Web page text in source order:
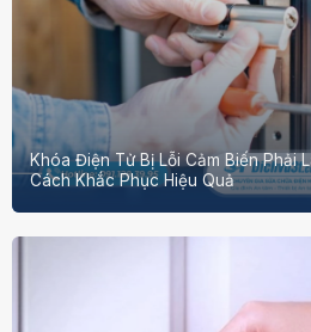
Khóa Điện Tử Bị Lỗi Cảm Biến Phải
Cách Khắc Phục Hiệu Quả